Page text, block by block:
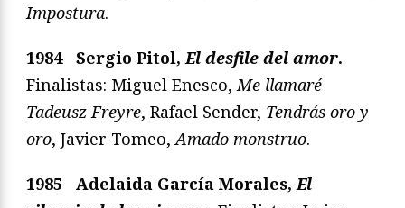
Impostura.
1984 Sergio Pitol, El desfile del amor.
Finalistas: Miguel Enesco, Me llamaré
Tadeusz Freyre, Rafael Sender, Tendrás oro y
oro, Javier Tomeo, Amado monstruo.
1985 Adelaida García Morales, El